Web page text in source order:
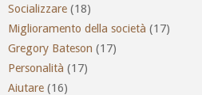
Socializzare (18)
Miglioramento della società (17)
Gregory Bateson (17)
Personalità (17)
Aiutare (16)